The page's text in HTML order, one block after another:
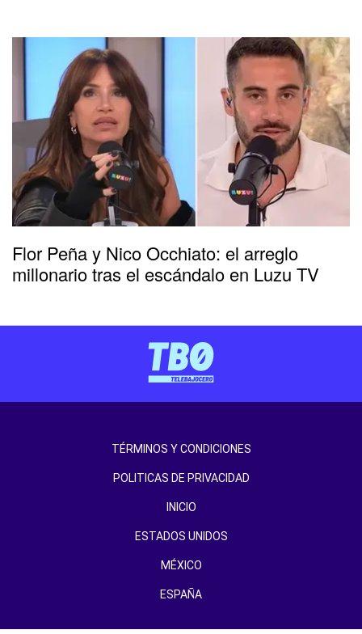
Flor Peña y Nico Occhiato: el arreglo
millonario tras el escándalo en Luzu TV
TÉRMINOS Y CONDICIONES
POLITICAS DE PRIVACIDAD
INICIO
ESTADOS UNIDOS
MÉXICO
ESPAÑA